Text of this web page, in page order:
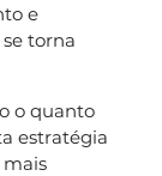
e
torna
o quanto
estratégia